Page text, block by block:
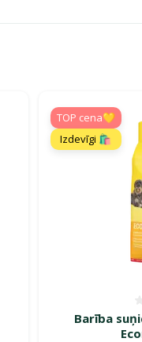
Barība
TOP cena💛
Izdevīgi 🛍️